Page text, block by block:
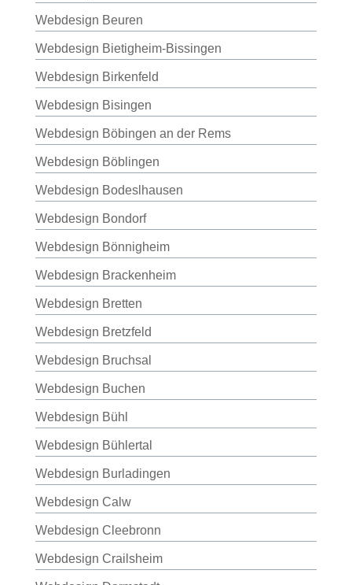
Webdesign Beuren
Webdesign Bietigheim-Bissingen
Webdesign Birkenfeld
Webdesign Bisingen
Webdesign Böbingen an der Rems
Webdesign Böblingen
Webdesign Bodeslhausen
Webdesign Bondorf
Webdesign Bönnigheim
Webdesign Brackenheim
Webdesign Bretten
Webdesign Bretzfeld
Webdesign Bruchsal
Webdesign Buchen
Webdesign Bühl
Webdesign Bühlertal
Webdesign Burladingen
Webdesign Calw
Webdesign Cleebronn
Webdesign Crailsheim